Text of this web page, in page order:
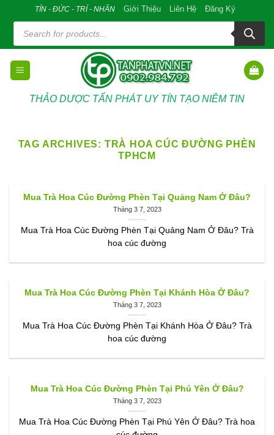
content
TÍN - ĐỨC - TRÍ - NHÂN Giới Thiệu Liên Hệ Đăng Ký
Tìm
kiếm
sản
phẩm
THẢO DƯỢC TẤN PHÁT UY TÍN TẠO NIÊM TIN
TAG ARCHIVES: TRÀ HOA CÚC ĐƯỜNG PHÈN
TPHCM
Mua Trà Hoa Cúc Đường Phèn Tại Quảng Nam Ở Đâu?
Tháng 3 7, 2023
Mua Trà Hoa Cúc Đường Phèn Tại Quảng Nam Ở Đâu? Trà
hoa cúc đường
Mua Trà Hoa Cúc Đường Phèn Tại Khánh Hòa Ở Đâu?
Tháng 3 7, 2023
Mua Trà Hoa Cúc Đường Phèn Tại Khánh Hòa Ở Đâu? Trà
hoa cúc đường
Mua Trà Hoa Cúc Đường Phèn Tại Phú Yên Ở Đâu?
Tháng 3 7, 2023
Mua Trà Hoa Cúc Đường Phèn Tại Phú Yên Ở Đâu? Trà hoa